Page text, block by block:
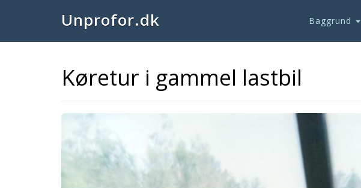
Unprofor.dk Baggrund
Køretur i gammel lastbil
Previous